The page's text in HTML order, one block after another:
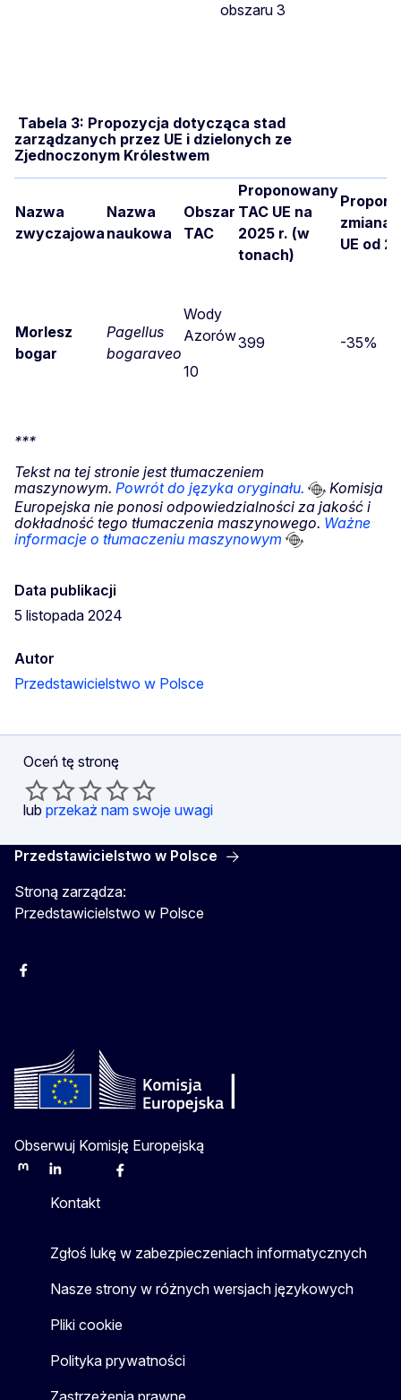
obszaru 3
Tabela 3: Propozycja dotycząca stad
zarządzanych przez UE i dzielonych ze
Zjednoczonym Królestwem
Nazwa
zwyczajowa
Nazwa
naukowa
Obszar
TAC
Proponowany
TAC UE na
2025 r. (w
tonach)
zmiana
UE od
Morlesz
bogar
Pagellus
bogaraveo
Wody
Azorów
10
399 -35%
***
Tekst na tej stronie jest tłumaczeniem
maszynowym. Powrót do języka oryginału.
Komisja
Europejska nie ponosi odpowiedzialności za jakość i
dokładność tego tłumaczenia maszynowego. Ważne
informacje o tłumaczeniu maszynowym
Data publikacji
5 listopada 2024
Autor
Przedstawicielstwo w Polsce
Oceń tę stronę
lub przekaż nam swoje uwagi
Przedstawicielstwo w Polsce
Stroną zarządza:
Przedstawicielstwo w Polsce
Facebook
Obserwuj Komisję Europejską
MastodonLinkedInBlueskyFacebook
Kontakt
Zgłoś lukę w zabezpieczeniach informatycznych
Nasze strony w różnych wersjach językowych
Pliki cookie
Polityka prywatności